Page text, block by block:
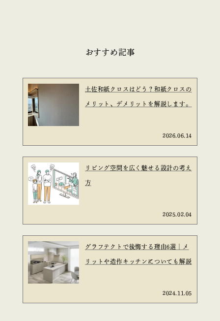
おすすめ記事
土佐和紙クロスはどう？和紙クロスの
メリット、デメリットを解説します。
2026.06.14
リビング空間を広く魅せる設計の考え
方
2025.02.04
グラフテクトで後悔する理由6選｜メ
リットや造作キッチンについても解説
2024.11.05